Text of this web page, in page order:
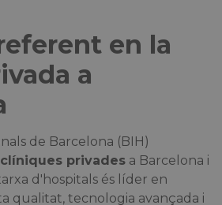
en la
a
de Barcelona (BIH)
privades a Barcelona i
d'hospitals és líder en
qualitat, tecnologia avançada i